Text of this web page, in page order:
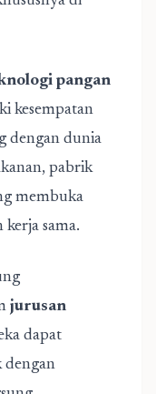
pangan
kesempatan
dengan dunia
pabrik
membuka
sama.
jurusan
dapat
dengan